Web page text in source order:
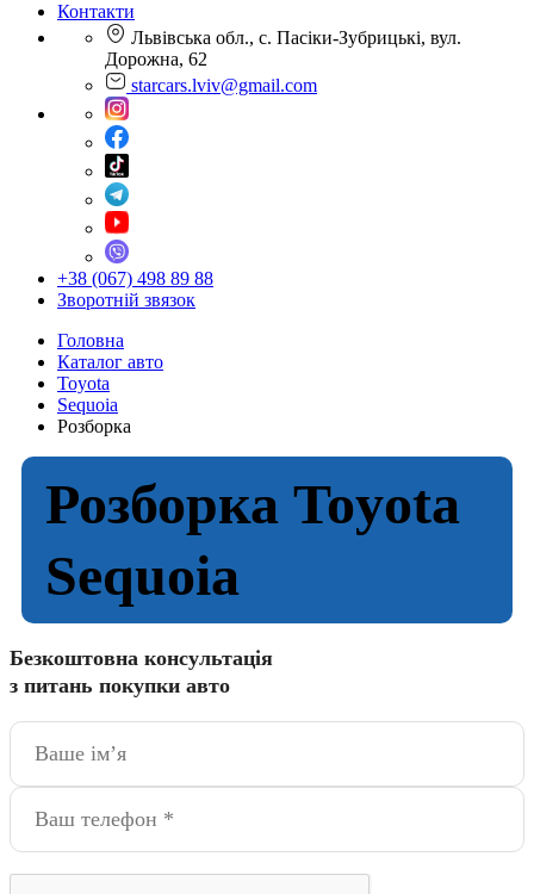
Контакти
Львівська обл., с. Пасіки-Зубрицькі, вул.
Дорожна, 62
starcars.lviv@gmail.com
+38 (067) 498 89 88
Зворотній звязок
Головна
Каталог авто
Toyota
Sequoia
Розборка
Розборка Toyota
Sequoia
Безкоштовна консультація
з питань покупки авто